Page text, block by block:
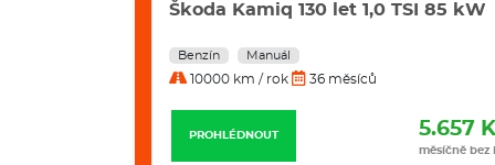
Škoda Karoq Selection 1,5 TSI 110
Benzín Automat
10000 km / rok 36 měsíců
PROHLÉDNOUT 7.990
měsíčně bez